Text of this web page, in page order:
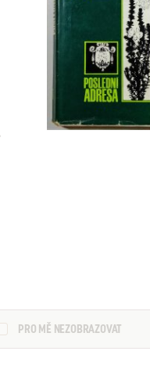
PRO MĚ NEZOBRAZOVAT